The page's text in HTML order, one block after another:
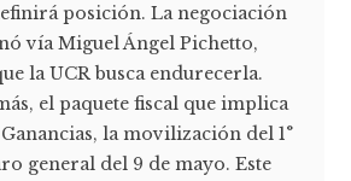
posición. La negociación
vía Miguel Ángel Pichetto,
la UCR busca endurecerla.
el paquete fiscal que implica
la movilización del 1°
general del 9 de mayo. Este